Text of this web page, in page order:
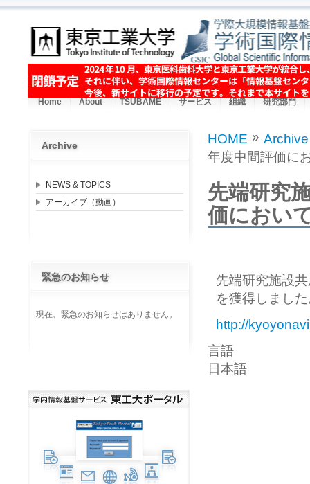
Skip to main content
Home About TSUBAME サービス 組織 研究部門
Archive
NEWS & TOPICS
アーカイブ（動画）
緊急のお知らせ
現在、緊急のお知らせはありません。
You are here
HOME » Archive
年度中間評価に
先端研究
価におい
先端研究施設
を獲得しまし
http://
言語
日本語